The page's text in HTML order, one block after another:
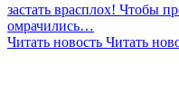
застать врасплох! Чтобы
омрачились…
Читать новость Читать